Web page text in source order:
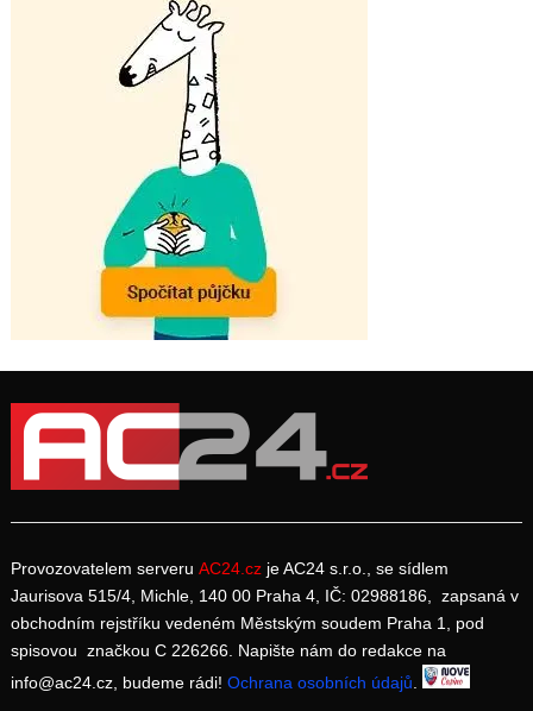
Provozovatelem serveru AC24.cz je AC24 s.r.o., se sídlem
Jaurisova 515/4, Michle, 140 00 Praha 4, IČ: 02988186, zapsaná v
obchodním rejstříku vedeném Městským soudem Praha 1, pod
spisovou značkou C 226266. Napište nám do redakce na
info@ac24.cz, budeme rádi! Ochrana osobních údajů